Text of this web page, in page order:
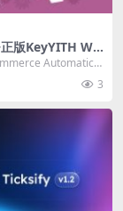
版KeyYITH Wo
Automatic Rol
色自动切换插件下
Automatic R
3